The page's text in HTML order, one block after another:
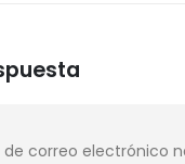
correo electrónico